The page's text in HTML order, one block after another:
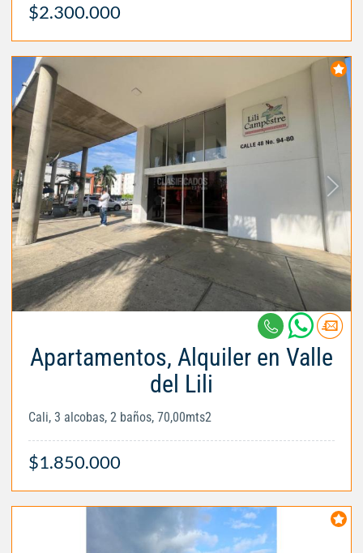
$2.300.000
Apartamentos, Alquiler en Valle
del Lili
Cali, 3 alcobas, 2 baños, 70,00mts2
$1.850.000